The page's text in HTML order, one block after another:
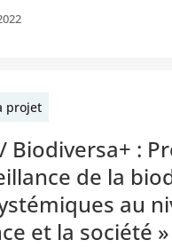
projet
Biodiversa+ :
de la
au
et la société »